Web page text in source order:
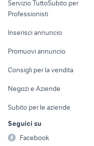
Informatica
Console e
Fotografia
Telefonia
Servizio TuttoSubito per
Professionisti
Inserisci annuncio
Promuovi annuncio
Consigli per la vendita
Negozi e Aziende
Subito per le aziende
Seguici su
Facebook